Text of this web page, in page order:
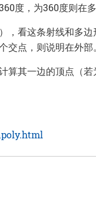
度，为360度则在多
，看这条射线和多边
交点，则说明在外部。
算其一边的顶点（